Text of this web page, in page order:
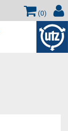
(0)